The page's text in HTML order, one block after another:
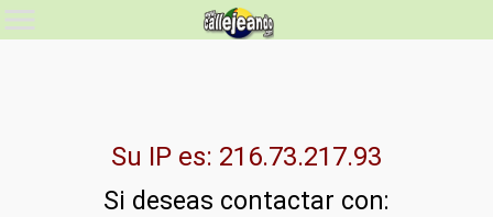
Su IP es: 216.73.217.93
Si deseas contactar con: